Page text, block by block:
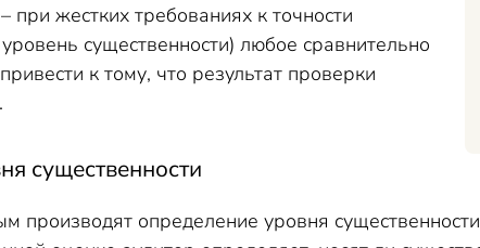
при жестких требованиях к точности
существенности) любое сравнительно
к тому, что результат проверки
существенности
производят определение уровня